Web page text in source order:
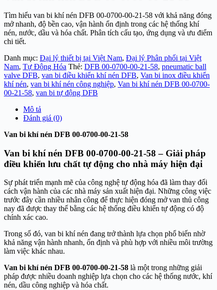
Tìm hiểu van bi khí nén DFB 00-0700-00-21-58 với khả năng đóng
mở nhanh, độ bền cao, vận hành ổn định trong các hệ thống khí
nén, nước, dầu và hóa chất. Phân tích cấu tạo, ứng dụng và ưu điểm
chi tiết.
Danh mục: Đại lý thiết bị tại Việt Nam, Đại lý Phân phối tại Việt
Nam, Tự Động Hóa Thẻ: DFB 00-0700-00-21-58, pneumatic ball
valve DFB, van bi điều khiển khí nén DFB, Van bi inox điều khiển
khí nén, van bi khí nén công nghiệp, Van bi khí nén DFB 00-0700-
00-21-58, van bi tự động DFB
Mô tả
Đánh giá (0)
Van bi khí nén DFB 00-0700-00-21-58
Van bi khí nén DFB 00-0700-00-21-58 – Giải pháp
điều khiển lưu chất tự động cho nhà máy hiện đại
Sự phát triển mạnh mẽ của công nghệ tự động hóa đã làm thay đổi
cách vận hành của các nhà máy sản xuất hiện đại. Những công việc
trước đây cần nhiều nhân công để thực hiện đóng mở van thủ công
nay đã được thay thế bằng các hệ thống điều khiển tự động có độ
chính xác cao.
Trong số đó, van bi khí nén đang trở thành lựa chọn phổ biến nhờ
khả năng vận hành nhanh, ổn định và phù hợp với nhiều môi trường
làm việc khác nhau.
Van bi khí nén DFB 00-0700-00-21-58 là một trong những giải
pháp được nhiều doanh nghiệp lựa chọn cho các hệ thống nước, khí
nén, dầu công nghiệp và hóa chất.